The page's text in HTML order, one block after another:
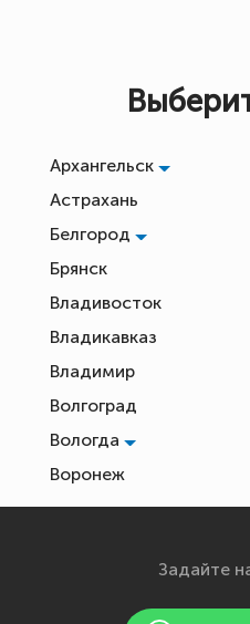
Архангельск
Астрахань
Белгород
Брянск
Владивосток
Владикавказ
Владимир
Волгоград
Вологда
Воронеж
Екатеринбург
Йошкар-Ола
Задайте